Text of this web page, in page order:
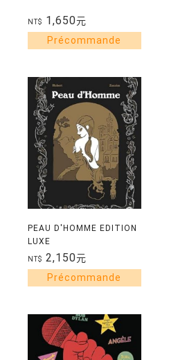
NT$ 1,650元
PEAU D'HOMME EDITION
LUXE
NT$ 2,150元